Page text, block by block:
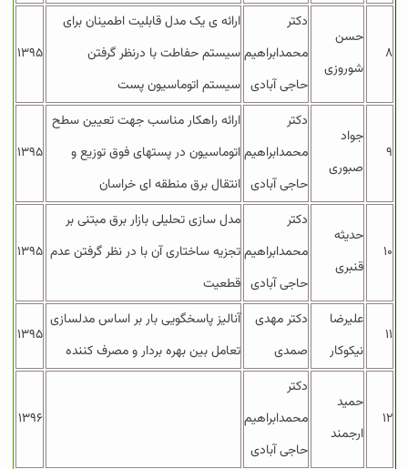
۸
حسن
شوروزی
دکتر
محمدابراهیم
حاجی آبادی
ارائه ی یک مدل قابلیت اطمینان برای
سیستم حفاطت با درنظر گرفتن
سیستم اتوماسیون پست
۱۳۹۵
۹
جواد
صبوری
دکتر
محمدابراهیم
حاجی آبادی
ارائه راهکار مناسب جهت تعیین سطح
اتوماسیون در پستهای فوق توزیع و
انتقال برق منطقه ای خراسان
۱۳۹۵
۱۰
حدیثه
قنبری
دکتر
محمدابراهیم
حاجی آبادی
مدل سازی تحلیلی بازار برق مبتنی بر
تجزیه ساختاری آن با در نظر گرفتن عدم
قطعیت
۱۳۹۵
۱۱
علیرضا
نیکوکار
دکتر مهدی
صمدی
آنالیز پاسخگویی بار بر اساس مدلسازی
تعامل بین بهره بردار و مصرف کننده
۱۳۹۵
۱۲
حمید
ارجمند
دکتر
محمدابراهیم
حاجی آبادی
۱۳۹۶